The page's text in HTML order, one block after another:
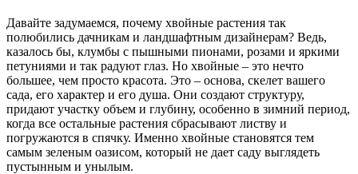
Давайте задумаемся, почему хвойные растения так
полюбились дачникам и ландшафтным дизайнерам? Ведь,
казалось бы, клумбы с пышными пионами, розами и яркими
петуниями и так радуют глаз. Но хвойные – это нечто
большее, чем просто красота. Это – основа, скелет вашего
сада, его характер и его душа. Они создают структуру,
придают участку объем и глубину, особенно в зимний период,
когда все остальные растения сбрасывают листву и
погружаются в спячку. Именно хвойные становятся тем
самым зеленым оазисом, который не дает саду выглядеть
пустынным и унылым.